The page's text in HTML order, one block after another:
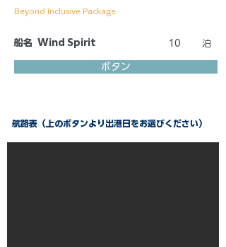
Beyond Inclusive Package
船名 Wind Spirit 10 泊
ボタン
航路表（上のボタンより出港日をお選びください）